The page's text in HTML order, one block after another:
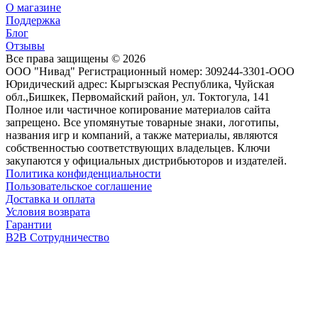
О магазине
Поддержка
Блог
Отзывы
Все права защищены © 2026
ООО "Нивад" Регистрационный номер: 309244-3301-ООО
Юридический адрес: Кыргызская Республика, Чуйская
обл.,Бишкек, Первомайский район, ул. Токтогула, 141
Полное или частичное копирование материалов сайта
запрещено. Все упомянутые товарные знаки, логотипы,
названия игр и компаний, а также материалы, являются
собственностью соответствующих владельцев. Ключи
закупаются у официальных дистрибьюторов и издателей.
Политика конфиденциальности
Пользовательское соглашение
Доставка и оплата
Условия возврата
Гарантии
B2B Сотрудничество